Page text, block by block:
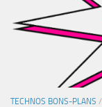
TECHNOS BONS-PLANS /